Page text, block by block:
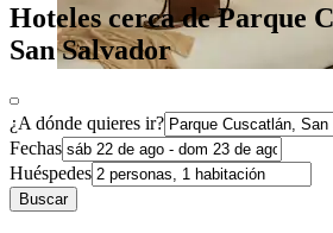
Hoteles cerca de Parque
San Salvador
¿A dónde quieres ir?
Fechas
Huéspedes
Buscar